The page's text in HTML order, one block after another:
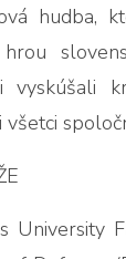
hudba,
vyskúšali
University